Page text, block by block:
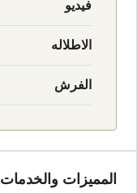
فيديو
الاطلاله
الفرش
المميزات والخدمات